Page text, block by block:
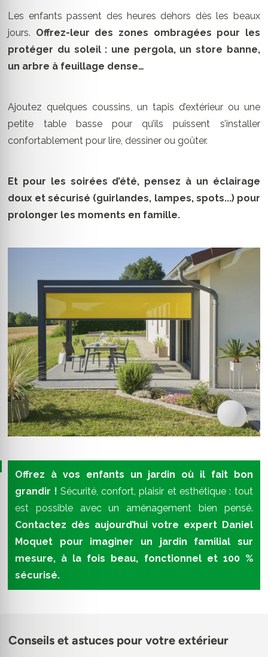
Les enfants passent des heures dehors dès les beaux
jours. Offrez-leur des zones ombragées pour les
protéger du soleil : une pergola, un store banne,
un arbre à feuillage dense…
Ajoutez quelques coussins, un tapis d’extérieur ou une
petite table basse pour qu’ils puissent s’installer
confortablement pour lire, dessiner ou goûter.
Et pour les soirées d’été, pensez à un éclairage
doux et sécurisé (guirlandes, lampes, spots...) pour
prolonger les moments en famille.
Offrez à vos enfants un jardin où il fait bon
grandir ! Sécurité, confort, plaisir et esthétique : tout
est possible avec un aménagement bien pensé.
Contactez dès aujourd’hui votre expert Daniel
Moquet pour imaginer un jardin familial sur
mesure, à la fois beau, fonctionnel et 100 %
sécurisé.
Conseils et astuces pour votre extérieur